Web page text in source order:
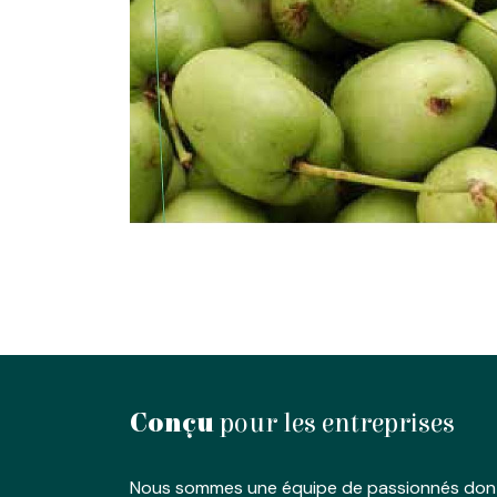
Conçupour les entreprises
Nous sommes une équipe de passionnés